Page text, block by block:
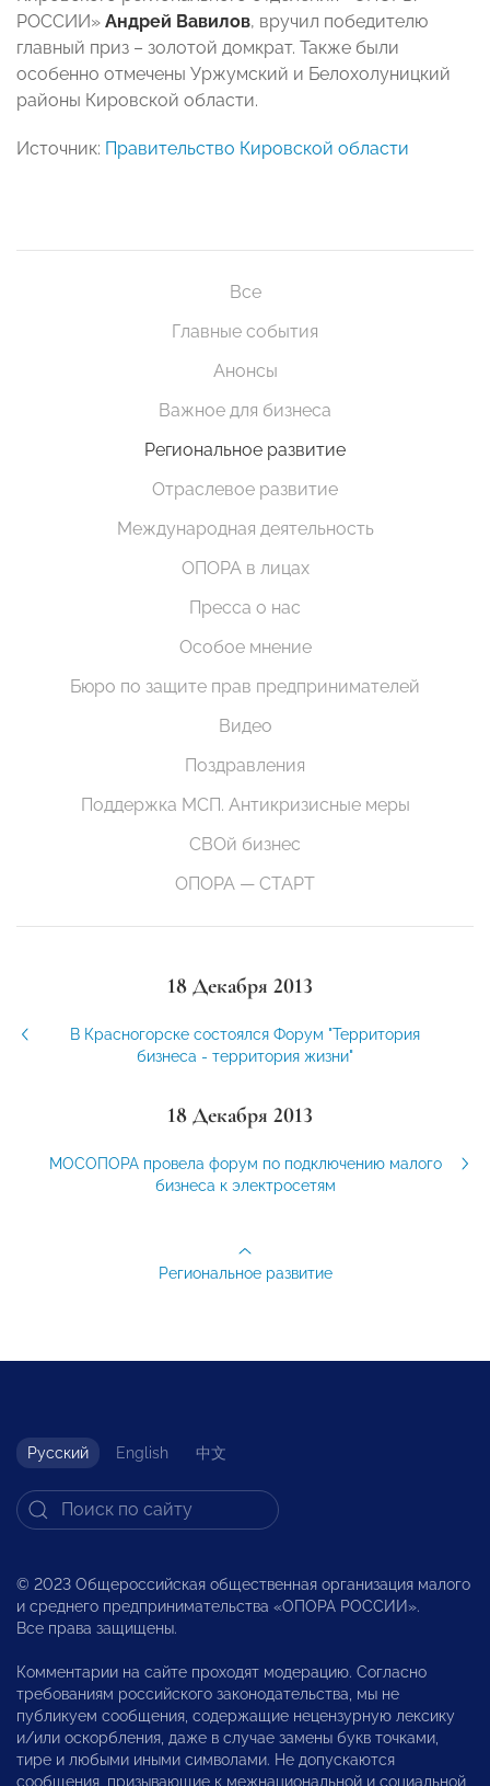
РОССИИ» Андрей Вавилов, вручил победителю
главный приз – золотой домкрат. Также были
особенно отмечены Уржумский и Белохолуницкий
районы Кировской области.
Источник: Правительство Кировской области
Все
Главные события
Анонсы
Важное для бизнеса
Региональное развитие
Отраслевое развитие
Международная деятельность
ОПОРА в лицах
Пресса о нас
Особое мнение
Бюро по защите прав предпринимателей
Видео
Поздравления
Поддержка МСП. Антикризисные меры
СВОй бизнес
ОПОРА — СТАРТ
18 Декабря 2013
В Красногорске состоялся Форум "Территория
бизнеса - территория жизни"
18 Декабря 2013
МОСОПОРА провела форум по подключению малого
бизнеса к электросетям
Региональное развитие
Русский English 中文
© 2023 Общероссийская общественная организация малого
и среднего предпринимательства «ОПОРА РОССИИ».
Все права защищены.
Комментарии на сайте проходят модерацию. Согласно
требованиям российского законодательства, мы не
публикуем сообщения, содержащие нецензурную лексику
и/или оскорбления, даже в случае замены букв точками,
тире и любыми иными символами. Не допускаются
сообщения, призывающие к межнациональной и социальной